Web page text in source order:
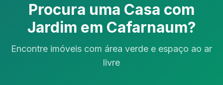
Procura uma Casa com
Jardim em Cafarnaum?
Encontre imóveis com área verde e espaço ao ar
livre